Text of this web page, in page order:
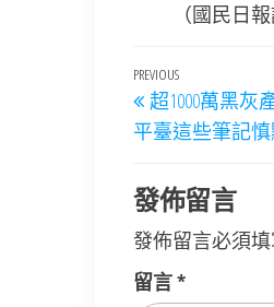
（國民日
文
章
導
覽
Previous
Post
PREVIOUS
超1000萬黑
平臺這些筆記
發佈留言
發佈留言必須
留言*